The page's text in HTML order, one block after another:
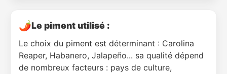
🌶️Le piment utilisé :
Le choix du piment est déterminant : Carolina
Reaper, Habanero, Jalapeño... sa qualité dépend
de nombreux facteurs : pays de culture,